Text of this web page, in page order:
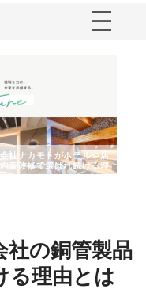
社ナカモトがホテルや店
装改修で選ばれ続ける理
社の銅管製品
る理由とは